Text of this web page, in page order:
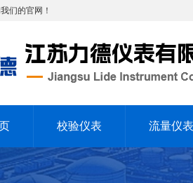
们的官网！
校验仪表 流量仪表